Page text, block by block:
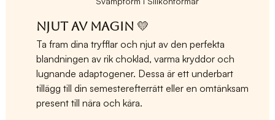
Njut av magin 💛
Ta fram dina tryfflar och njut av den perfekta
blandningen av rik choklad, varma kryddor och
lugnande adaptogener. Dessa är ett underbart
tillägg till din semesterefterrätt eller en omtänksam
present till nära och kära.